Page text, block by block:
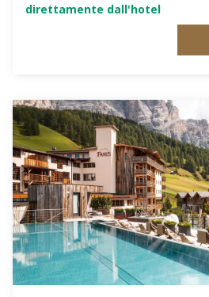
direttamente dall'hotel